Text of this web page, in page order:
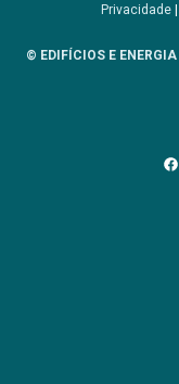
Privacidade|
© EDIFÍCIOS E ENERGIA